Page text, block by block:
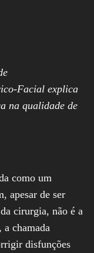
Facial explica
na qualidade de
como um
apesar de ser
cirurgia, não é a
chamada
disfunções